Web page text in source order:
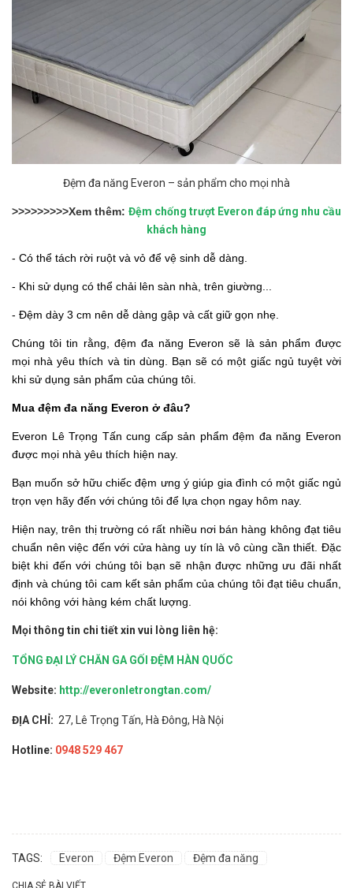
Đệm đa năng Everon – sản phẩm cho mọi nhà
>>>>>>>>>Xem thêm: Đệm chống trượt Everon đáp ứng nhu cầu
khách hàng
- Có thể tách rời ruột và vỏ để vệ sinh dễ dàng.
- Khi sử dụng có thể chải lên sàn nhà, trên giường...
- Đệm dày 3 cm nên dễ dàng gập và cất giữ gọn nhẹ.
Chúng tôi tin rằng, đệm đa năng Everon sẽ là sản phẩm được
mọi nhà yêu thích và tin dùng. Bạn sẽ có một giấc ngủ tuyệt vời
khi sử dụng sản phẩm của chúng tôi.
Mua đệm đa năng Everon ở đâu?
Everon Lê Trọng Tấn cung cấp sản phẩm đệm đa năng Everon
được mọi nhà yêu thích hiện nay.
Bạn muốn sở hữu chiếc đệm ưng ý giúp gia đình có một giấc ngủ
trọn vẹn hãy đến với chúng tôi để lựa chọn ngay hôm nay.
Hiện nay, trên thị trường có rất nhiều nơi bán hàng không đạt tiêu
chuẩn nên việc đến với cửa hàng uy tín là vô cùng cần thiết. Đặc
biệt khi đến với chúng tôi bạn sẽ nhận được những ưu đãi nhất
định và chúng tôi cam kết sản phẩm của chúng tôi đạt tiêu chuẩn,
nói không với hàng kém chất lượng.
Mọi thông tin chi tiết xin vui lòng liên hệ:
TỔNG ĐẠI LÝ CHĂN GA GỐI ĐỆM HÀN QUỐC
Website: http://everonletrongtan.com/
ĐỊA CHỈ: 27, Lê Trọng Tấn, Hà Đông, Hà Nội
Hotline: 0948 529 467
TAGS: Everon Đệm Everon Đệm đa năng
CHIA SẺ BÀI VIẾT